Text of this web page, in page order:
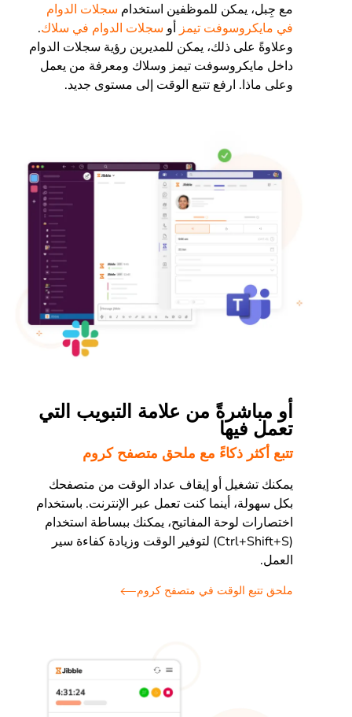
مع جِبل، يمكن للموظفين استخدام سجلات الدوام
في مايكروسوفت تيمز أو سجلات الدوام في سلاك.
وعلاوةً على ذلك، يمكن للمديرين رؤية سجلات الدوام
داخل مايكروسوفت تيمز وسلاك ومعرفة من يعمل
وعلى ماذا. ارفع تتبع الوقت إلى مستوى جديد.
أو مباشرةً من علامة التبويب التي
تعمل فيها
تتبع أكثر ذكاءً مع ملحق متصفح كروم
يمكنك تشغيل أو إيقاف عداد الوقت من متصفحك
بكل سهولة، أينما كنت تعمل عبر الإنترنت. باستخدام
اختصارات لوحة المفاتيح، يمكنك ببساطة استخدام
(Ctrl+Shift+S) لتوفير الوقت وزيادة كفاءة سير
العمل.
ملحق تتبع الوقت في متصفح كروم